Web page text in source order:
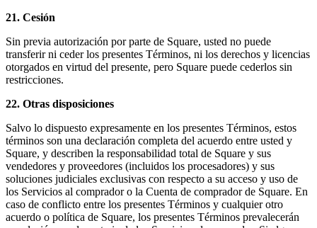
21. Cesión
Sin previa autorización por parte de Square, usted no puede
transferir ni ceder los presentes Términos, ni los derechos y licencias
otorgados en virtud del presente, pero Square puede cederlos sin
restricciones.
22. Otras disposiciones
Salvo lo dispuesto expresamente en los presentes Términos, estos
términos son una declaración completa del acuerdo entre usted y
Square, y describen la responsabilidad total de Square y sus
vendedores y proveedores (incluidos los procesadores) y sus
soluciones judiciales exclusivas con respecto a su acceso y uso de
los Servicios al comprador o la Cuenta de comprador de Square. En
caso de conflicto entre los presentes Términos y cualquier otro
acuerdo o política de Square, los presentes Términos prevalecerán